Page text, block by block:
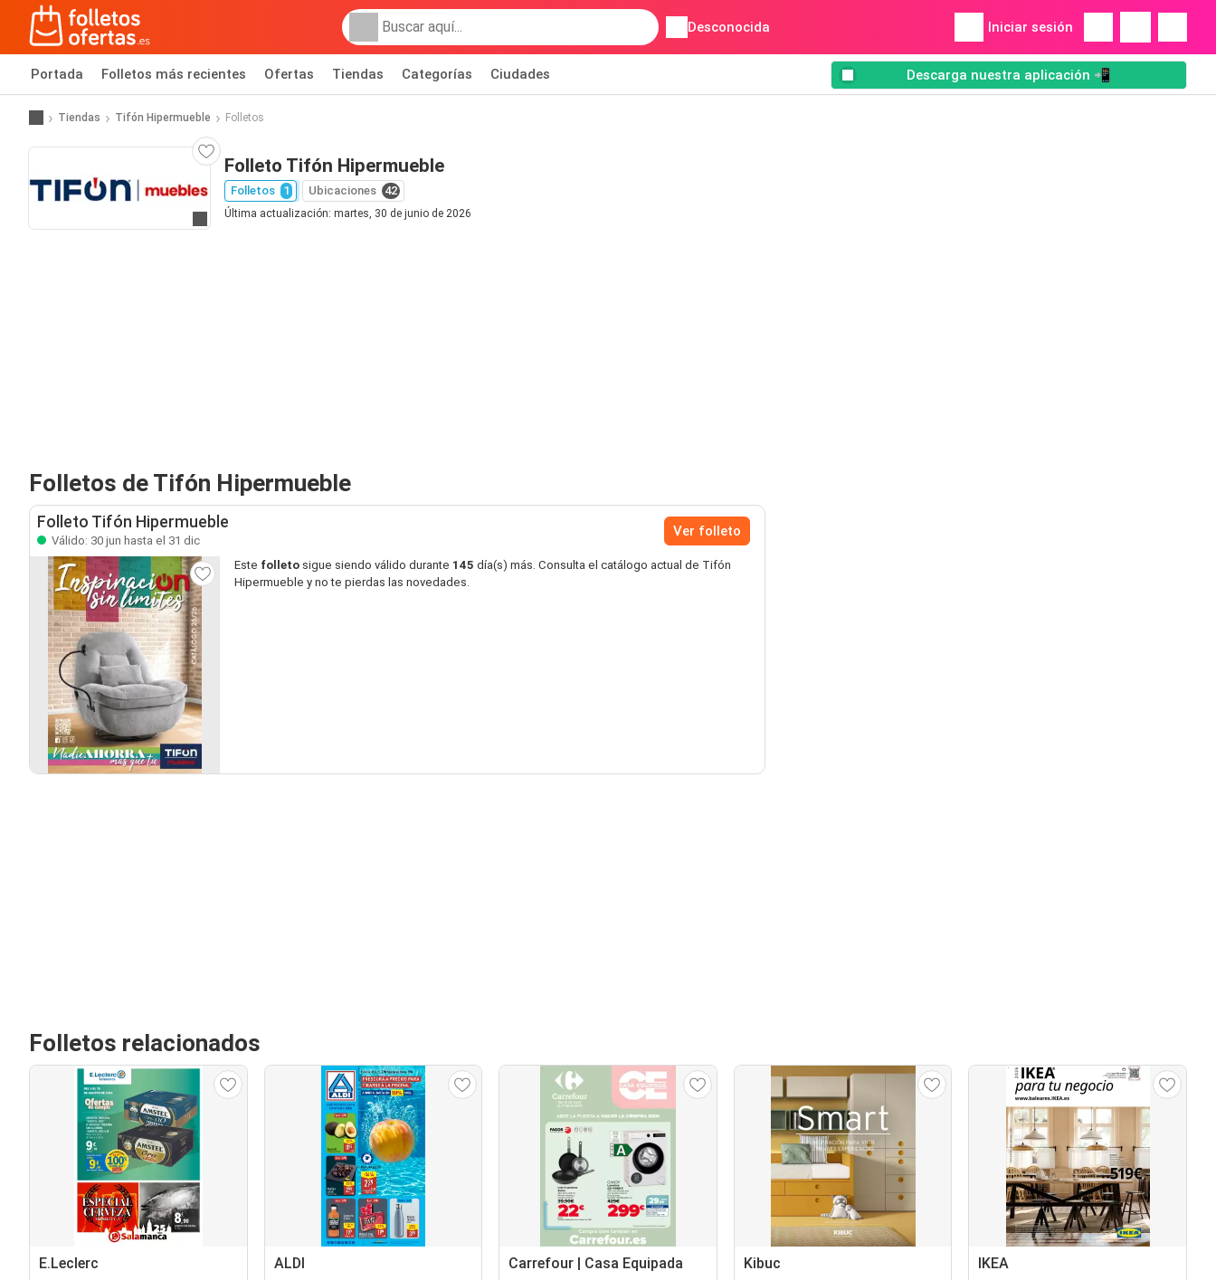
Desconocida Iniciar sesión
Portada Folletos más recientes Ofertas Tiendas Categorías Ciudades Descarga nuestra aplicación 📲
Tiendas Tifón Hipermueble Folletos
Ir a la web
Folleto Tifón Hipermueble
Folletos 1 Ubicaciones 42
Última actualización: martes, 30 de junio de 2026
Folletos de Tifón Hipermueble
Folleto Tifón Hipermueble
Válido: 30 jun hasta el 31 dic
Ver folleto
Este folleto sigue siendo válido durante 145 día(s) más. Consulta el catálogo actual de Tifón
Hipermueble y no te pierdas las novedades.
Folletos relacionados
E.Leclerc ALDI Carrefour | Casa Equipada Kibuc IKEA